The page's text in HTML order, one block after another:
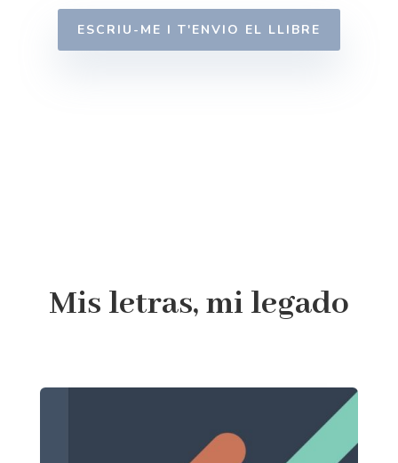
ESCRIU-ME I T'ENVIO EL LLIBRE
Mis letras, mi legado